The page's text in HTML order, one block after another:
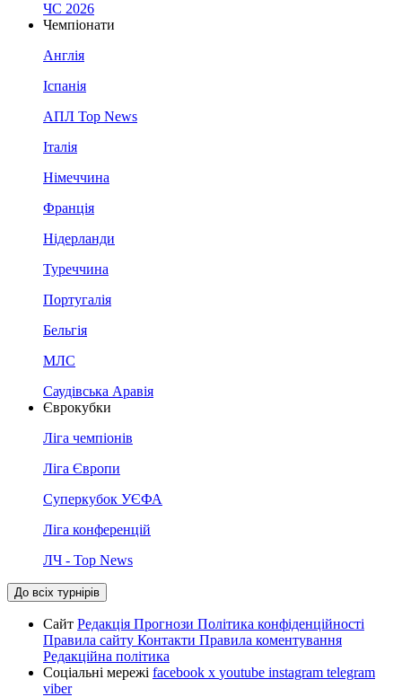
ЧС 2026
Чемпіонати
Англія
Іспанія
АПЛ Top News
Італія
Німеччина
Франція
Нідерланди
Туреччина
Португалія
Бельгія
МЛС
Саудівська Аравія
Єврокубки
Ліга чемпіонів
Ліга Європи
Суперкубок УЄФА
Ліга конференцій
ЛЧ - Top News
До всіх турнірів
Сайт Редакція Прогнози Політика конфіденційності
Правила сайту Контакти Правила коментування
Редакційна політика
Соціальні мережі facebook x youtube instagram telegram
viber